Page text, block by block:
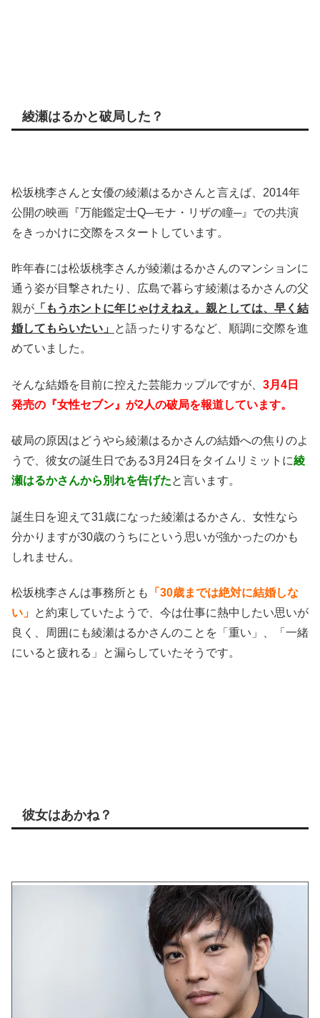
綾瀬はるかと破局した？
松坂桃李さんと女優の綾瀬はるかさんと言えば、2014年
公開の映画『万能鑑定士Q─モナ・リザの瞳─』での共演
をきっかけに交際をスタートしています。
昨年春には松坂桃李さんが綾瀬はるかさんのマンションに
通う姿が目撃されたり、広島で暮らす綾瀬はるかさんの父
親が 「もうホントに年じゃけえねえ。親としては、早く結
婚してもらいたい」
と語ったりするなど、順調に交際を進
めていました。
そんな結婚を目前に控えた芸能カップルですが、 3月4日
発売の『女性セブン』が2人の破局を報道しています。
破局の原因はどうやら綾瀬はるかさんの結婚への焦りのよ
うで、彼女の誕生日である3月24日をタイムリミットに綾
瀬はるかさんから別れを告げたと言います。
誕生日を迎えて31歳になった綾瀬はるかさん、女性なら
分かりますが30歳のうちにという思いが強かったのかも
しれません。
松坂桃李さんは事務所とも
「30歳までは絶対に結婚しな
い」 と約束していたようで、今は仕事に熱中したい思いが
良く、周囲にも綾瀬はるかさんのことを「重い」、「一緒
にいると疲れる」と漏らしていたそうです。
彼女はあかね？